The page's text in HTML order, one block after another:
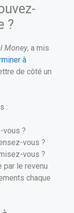
?
Money, a mis
à
de côté un
:
vous ?
vous ?
vous ?
par le revenu
chaque